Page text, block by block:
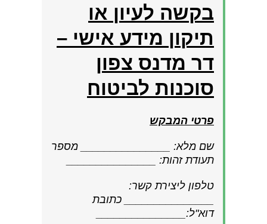
בקשה לעיון או
תיקון מידע אישי –
דר מדנס צפון
סוכנות לביטוח
פרטי המבקש
שם מלא: _______________ מספר
תעודת זהות: _______________
טלפון ליצירת קשר:
_______________ כתובת
דוא"ל:_______________